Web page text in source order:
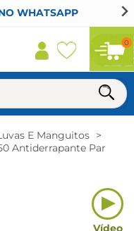
WHATSAPP
0
E Manguitos
Antiderrapante Par
Vídeo